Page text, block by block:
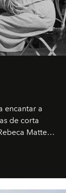
encantar a
de corta
Matte
estas
ponen el